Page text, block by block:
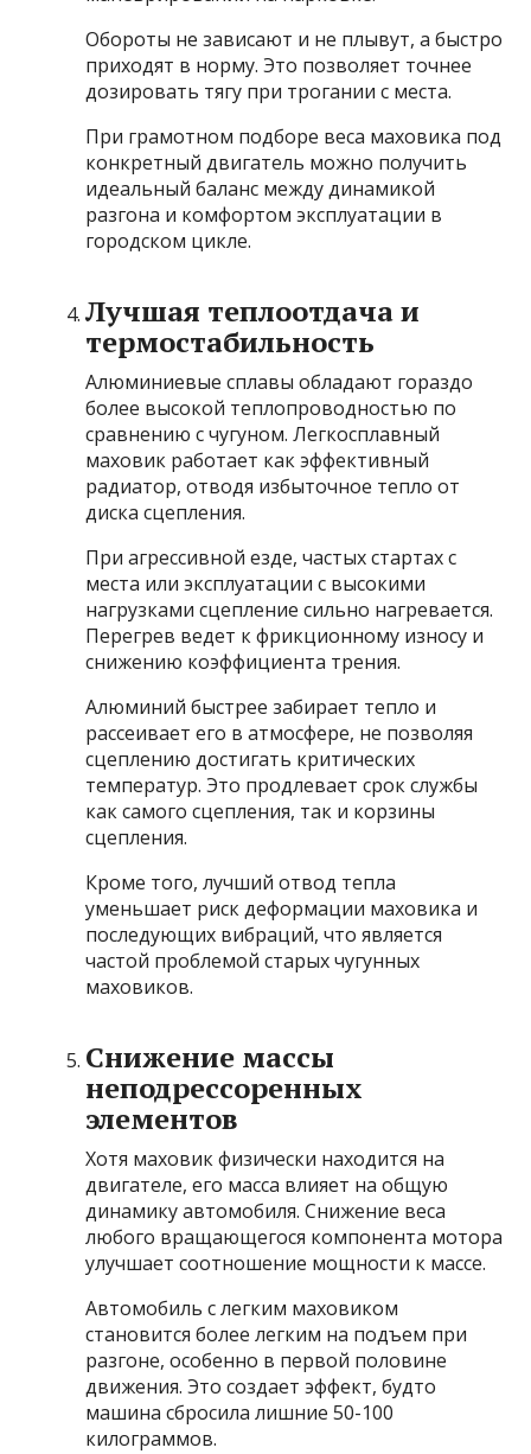
Обороты не зависают и не плывут, а быстро
приходят в норму. Это позволяет точнее
дозировать тягу при трогании с места.
При грамотном подборе веса маховика под
конкретный двигатель можно получить
идеальный баланс между динамикой
разгона и комфортом эксплуатации в
городском цикле.
Лучшая теплоотдача и
термостабильность
Алюминиевые сплавы обладают гораздо
более высокой теплопроводностью по
сравнению с чугуном. Легкосплавный
маховик работает как эффективный
радиатор, отводя избыточное тепло от
диска сцепления.
При агрессивной езде, частых стартах с
места или эксплуатации с высокими
нагрузками сцепление сильно нагревается.
Перегрев ведет к фрикционному износу и
снижению коэффициента трения.
Алюминий быстрее забирает тепло и
рассеивает его в атмосфере, не позволяя
сцеплению достигать критических
температур. Это продлевает срок службы
как самого сцепления, так и корзины
сцепления.
Кроме того, лучший отвод тепла
уменьшает риск деформации маховика и
последующих вибраций, что является
частой проблемой старых чугунных
маховиков.
Снижение массы
неподрессоренных
элементов
Хотя маховик физически находится на
двигателе, его масса влияет на общую
динамику автомобиля. Снижение веса
любого вращающегося компонента мотора
улучшает соотношение мощности к массе.
Автомобиль с легким маховиком
становится более легким на подъем при
разгоне, особенно в первой половине
движения. Это создает эффект, будто
машина сбросила лишние 50-100
килограммов.